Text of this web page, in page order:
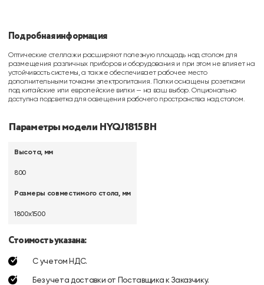
Подробная информация
Оптические стеллажи расширяют полезную площадь над столом для
размещения различных приборов и оборудования и при этом не влияет на
устойчивость системы, а также обеспечивает рабочее место
дополнительными точками электропитания. Полки оснащены розетками
под китайские или европейские вилки — на ваш выбор. Опционально
доступна подсветка для освещения рабочего пространства над столом.
Параметры модели HYQJ1815BH
Высота, мм
800
Размеры совместимого стола, мм
1800х1500
Стоимость указана:
С учетом НДС.
Без учета доставки от Поставщика к Заказчику.